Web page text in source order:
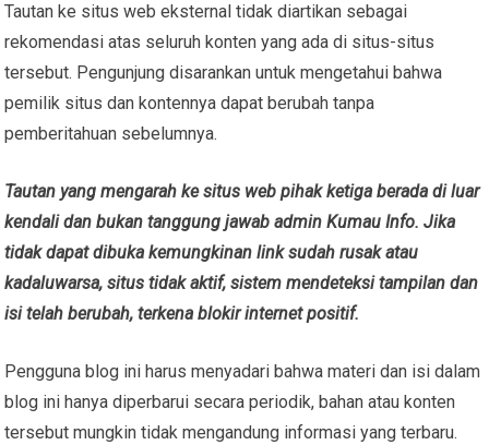
Tautan ke situs web eksternal tidak diartikan sebagai
rekomendasi atas seluruh konten yang ada di situs-situs
tersebut. Pengunjung disarankan untuk mengetahui bahwa
pemilik situs dan kontennya dapat berubah tanpa
pemberitahuan sebelumnya.
Tautan yang mengarah ke situs web pihak ketiga berada di luar
kendali dan bukan tanggung jawab admin Kumau Info. Jika
tidak dapat dibuka kemungkinan link sudah rusak atau
kadaluwarsa, situs tidak aktif, sistem mendeteksi tampilan dan
isi telah berubah, terkena blokir internet positif.
Pengguna blog ini harus menyadari bahwa materi dan isi dalam
blog ini hanya diperbarui secara periodik, bahan atau konten
tersebut mungkin tidak mengandung informasi yang terbaru.